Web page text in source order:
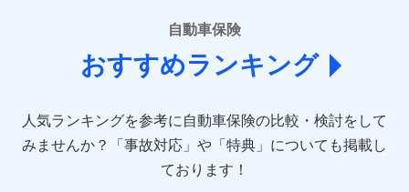
あいおいニッセイ同和損害保険株式会社
(https://www.aioinissaydowa.co.jp/)
アクサ損害保険株式会社 (https://www.axa-
direct.co.jp/)
sompo.co.jp/)
東京海上ダイレクト損害保険株式会社 (https://www.e-
AIG損害保険株式会社 (https://www.aig.co.jp/sonpo)
自動車保険
おすすめランキング
人気ランキングを参考に自動車保険の比較・検討をして
みませんか？
「事故対応」や「特典」についても掲載し
ております！